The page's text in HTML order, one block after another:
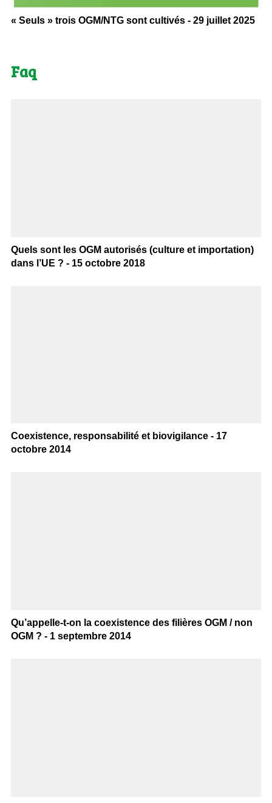
« Seuls » trois OGM/NTG sont cultivés - 29 juillet 2025
Faq
Quels sont les OGM autorisés (culture et importation)
dans l’UE ? - 15 octobre 2018
Coexistence, responsabilité et biovigilance - 17
octobre 2014
Qu’appelle-t-on la coexistence des filières OGM / non
OGM ? - 1 septembre 2014